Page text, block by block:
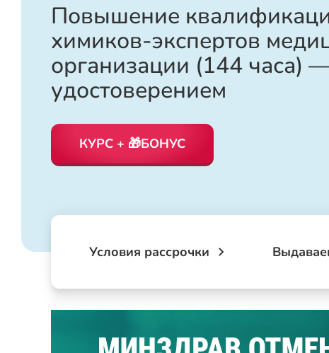
Повышение
химиков-экспертов
организации (144 часа)
удостоверением
КУРС + 🎁БОНУС
Условия рассрочки